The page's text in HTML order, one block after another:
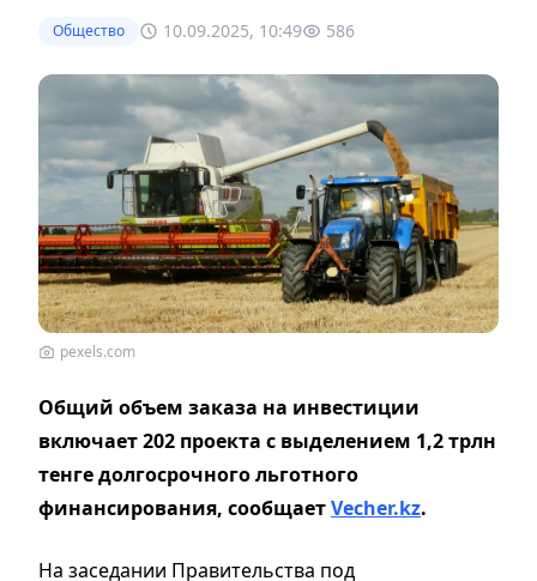
Общество 10.09.2025, 10:49 586
pexels.com
Общий объем заказа на инвестиции
включает 202 проекта с выделением 1,2 трлн
тенге долгосрочного льготного
финансирования, сообщаетVecher.kz.
На заседании Правительства под